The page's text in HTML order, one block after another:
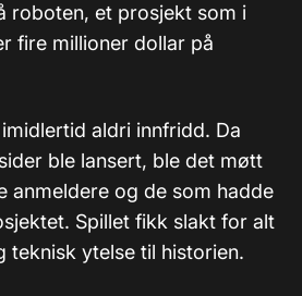
roboten, et prosjekt som i
fire millioner dollar på
aldri innfridd. Da
ble lansert, ble det møtt
anmeldere og de som hadde
Spillet fikk slakt for alt
teknisk ytelse til historien.